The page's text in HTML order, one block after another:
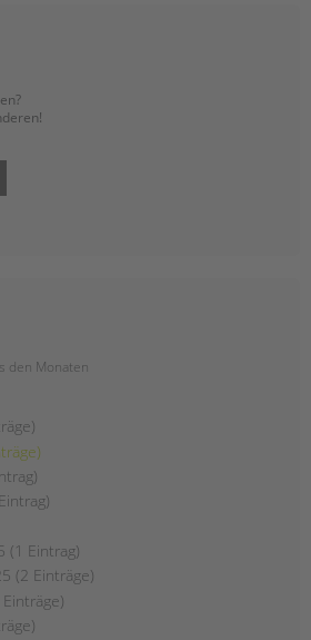
den Monaten
(1 Eintrag)
(2 Einträge)